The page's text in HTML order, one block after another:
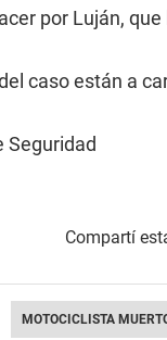
por Luján,
caso están a
Seguridad
MOTOCICLISTA